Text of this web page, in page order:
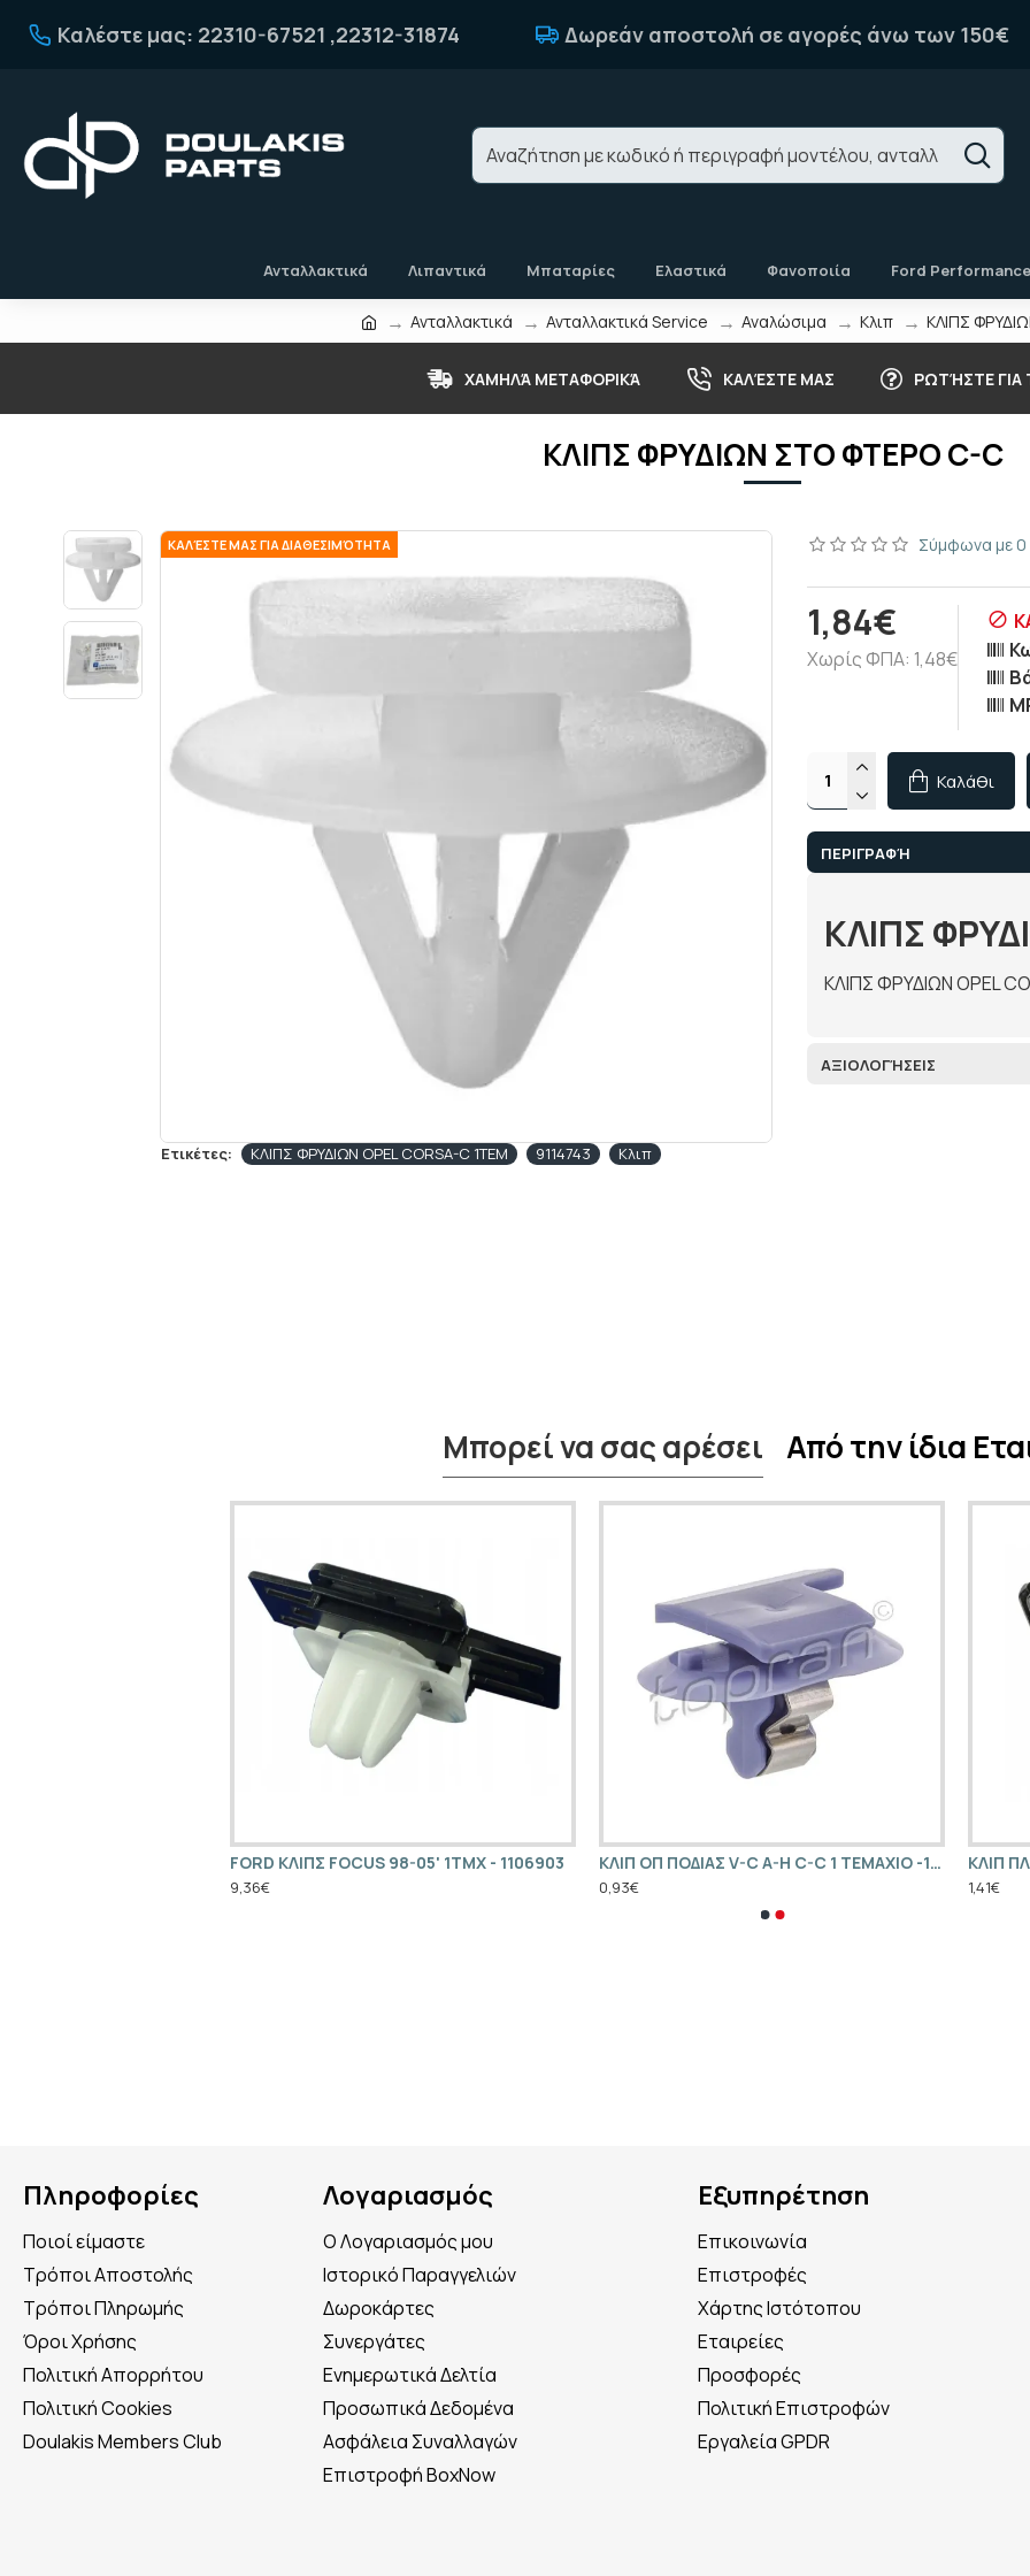
Καλέστε μας: 22310-67521 ,22312-31874 Δωρεάν αποστολή σε αγορές άνω των 150€
Ανταλλακτικά Λιπαντικά Μπαταρίες Ελαστικά Φανοποιία Ford Performance
Ανταλλακτικά Ανταλλακτικά Service Αναλώσιμα Κλιπ ΚΛΙΠΣ
ΧΑΜΗΛΆ ΜΕΤΑΦΟΡΙΚΆ ΚΑΛΈΣΤΕ ΜΑΣ ΡΩΤΉΣΤΕ ΓΙΑ
ΚΛΙΠΣ ΦΡΥΔΙΩΝ ΣΤΟ ΦΤΕΡΟ C-C
ΚΑΛΈΣΤΕ ΜΑΣ ΓΙΑ ΔΙΑΘΕΣΙΜΌΤΗΤΑ
Ετικέτες: ΚΛΙΠΣ ΦΡΥΔΙΩΝ OPEL CORSA-C 1TEM 9114743 Κλιπ
Σύμφωνα με 0
1,84€
Χωρίς ΦΠΑ: 1,48€
Καλάθι
ΠΕΡΙΓΡΑΦΉ
ΚΛΙΠΣ
ΚΛΙΠΣ ΦΡΥΔΙΩΝ OPEL
ΑΞΙΟΛΟΓΉΣΕΙΣ
Μπορεί να σας αρέσει Από την ίδια
FORD ΚΛΙΠΣ FOCUS 98-05' 1TMX - 1106903
9,36€
KΛIΠ OΠ ΠOΔIAΣ V-C A-H C-C 1 TEMAXIO -1222141T
0,93€ 1,41€
Πληροφορίες
Ποιοί είμαστε
Τρόποι Αποστολής
Τρόποι Πληρωμής
Όροι Χρήσης
Πολιτική Απορρήτου
Πολιτική Cookies
Doulakis Members Club
Λογαριασμός
Ο Λογαριασμός μου
Ιστορικό Παραγγελιών
Δωροκάρτες
Συνεργάτες
Ενημερωτικά Δελτία
Προσωπικά Δεδομένα
Ασφάλεια Συναλλαγών
Επιστροφή BoxNow
Εξυπηρέτηση
Επικοινωνία
Επιστροφές
Χάρτης Ιστότοπου
Εταιρείες
Προσφορές
Πολιτική Επιστροφών
Εργαλεία GPDR